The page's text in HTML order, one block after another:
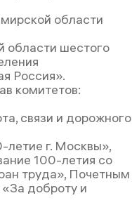
области
области шестого
Россия».
комитетов:
связи и дорожного
г. Москвы»,
100-летия со
труда», Почетным
доброту и